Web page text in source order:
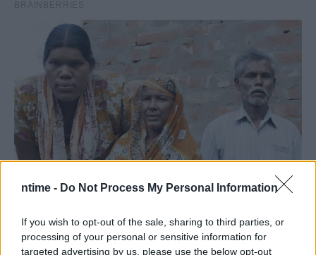
ntime - Do Not Process My Personal Information
If you wish to opt-out of the sale, sharing to third parties, or
processing of your personal or sensitive information for
targeted advertising by us, please use the below opt-out